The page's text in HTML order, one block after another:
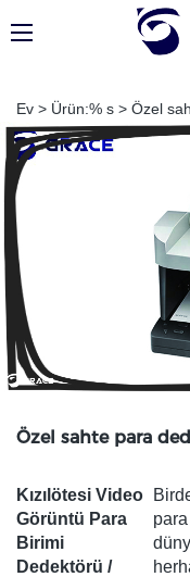
Ev > Ürün:% s > Özel
Özel sahte para
Kızılötesi Video
Görüntü Para
Birimi
Dedektörü /